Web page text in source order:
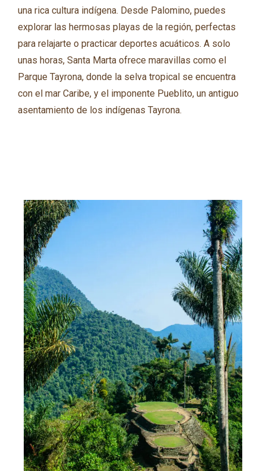
una rica cultura indígena. Desde Palomino, puedes
explorar las hermosas playas de la región, perfectas
para relajarte o practicar deportes acuáticos. A solo
unas horas, Santa Marta ofrece maravillas como el
Parque Tayrona, donde la selva tropical se encuentra
con el mar Caribe, y el imponente Pueblito, un antiguo
asentamiento de los indígenas Tayrona.